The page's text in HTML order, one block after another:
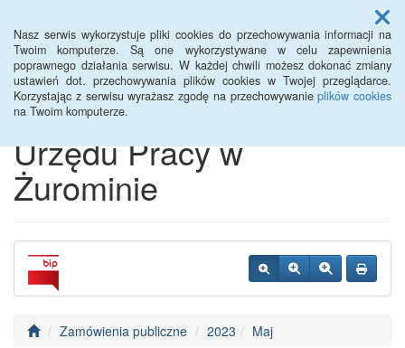
Nasz serwis wykorzystuje pliki cookies do przechowywania informacji na
Twoim komputerze. Są one wykorzystywane w celu zapewnienia
poprawnego działania serwisu. W każdej chwili możesz dokonać zmiany
ustawień dot. przechowywania plików cookies w Twojej przeglądarce.
Korzystając z serwisu wyrażasz zgodę na przechowywanieplików cookies
na Twoim komputerze.
Menu
Biuletyn Informacji
Publicznej Powiatowego
Urzędu Pracy w
Żurominie
Zamówienia publiczne 2023 Maj